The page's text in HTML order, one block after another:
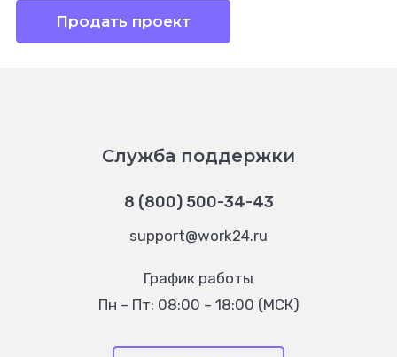
Продать проект
Служба поддержки
8 (800) 500-34-43
support@work24.ru
График работы
Пн – Пт: 08:00 – 18:00 (МСК)